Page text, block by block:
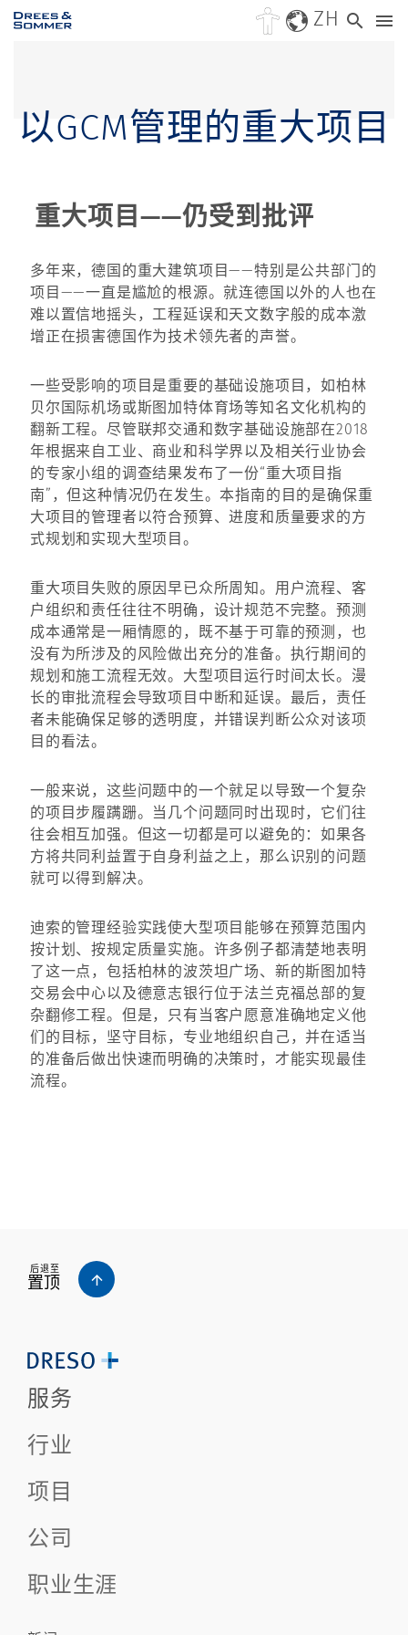
ZH
以GCM管理的重大项目
重大项目——仍受到批评
多年来，德国的重大建筑项目——特别是公共部门的
项目——一直是尴尬的根源。就连德国以外的人也在
难以置信地摇头，工程延误和天文数字般的成本激
增正在损害德国作为技术领先者的声誉。
一些受影响的项目是重要的基础设施项目，如柏林
贝尔国际机场或斯图加特体育场等知名文化机构的
翻新工程。尽管联邦交通和数字基础设施部在2018
年根据来自工业、商业和科学界以及相关行业协会
的专家小组的调查结果发布了一份“重大项目指
南”，但这种情况仍在发生。本指南的目的是确保重
大项目的管理者以符合预算、进度和质量要求的方
式规划和实现大型项目。
重大项目失败的原因早已众所周知。用户流程、客
户组织和责任往往不明确，设计规范不完整。预测
成本通常是一厢情愿的，既不基于可靠的预测，也
没有为所涉及的风险做出充分的准备。执行期间的
规划和施工流程无效。大型项目运行时间太长。漫
长的审批流程会导致项目中断和延误。最后，责任
者未能确保足够的透明度，并错误判断公众对该项
目的看法。
一般来说，这些问题中的一个就足以导致一个复杂
的项目步履蹒跚。当几个问题同时出现时，它们往
往会相互加强。但这一切都是可以避免的：如果各
方将共同利益置于自身利益之上，那么识别的问题
就可以得到解决。
迪索的管理经验实践使大型项目能够在预算范围内
按计划、按规定质量实施。许多例子都清楚地表明
了这一点，包括柏林的波茨坦广场、新的斯图加特
交易会中心以及德意志银行位于法兰克福总部的复
杂翻修工程。但是，只有当客户愿意准确地定义他
们的目标，坚守目标，专业地组织自己，并在适当
的准备后做出快速而明确的决策时，才能实现最佳
流程。
后退至
置顶
服务
行业
项目
公司
职业生涯